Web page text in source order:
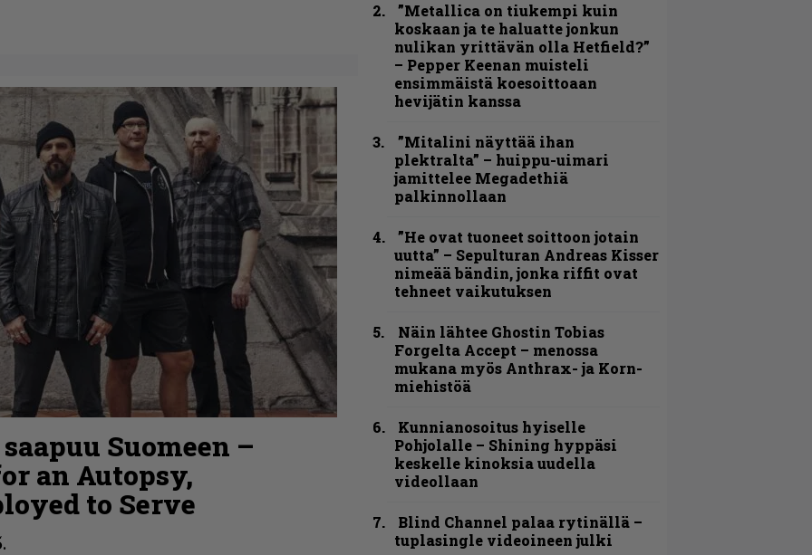
Suomeen –
an Autopsy,
to Serve
”Metallica on tiukempi kuin
koskaan ja te haluatte jonkun
nulikan yrittävän olla Hetfield?”
– Pepper Keenan muisteli
ensimmäistä koesoittoaan
hevijätin kanssa
”Mitalini näyttää ihan
plektralta” – huippu-uimari
jamittelee Megadethiä
palkinnollaan
”He ovat tuoneet soittoon jotain
uutta” – Sepulturan Andreas Kisser
nimeää bändin, jonka riffit ovat
tehneet vaikutuksen
Näin lähtee Ghostin Tobias
Forgelta Accept – menossa
mukana myös Anthrax- ja Korn-
miehistöä
Kunnianosoitus hyiselle
Pohjolalle – Shining hyppäsi
keskelle kinoksia uudella
videollaan
Blind Channel palaa rytinällä –
tuplasingle videoineen julki